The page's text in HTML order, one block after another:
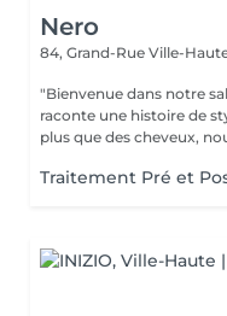
Nero
84, Grand-Rue Ville-
"Bienvenue dans notre
raconte une histoire de
plus que des cheveux,
Traitement Pré et